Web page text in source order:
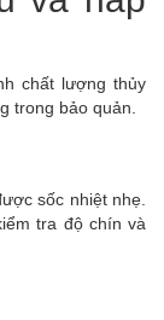
chất lượng thủy
trong bảo quản.
sốc nhiệt nhẹ.
tra độ chín và